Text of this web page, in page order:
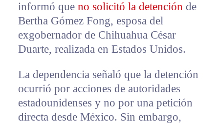
informó que no solicitó la detención de
Bertha Gómez Fong, esposa del
exgobernador de Chihuahua César
Duarte, realizada en Estados Unidos.
La dependencia señaló que la detención
ocurrió por acciones de autoridades
estadounidenses y no por una petición
directa desde México. Sin embargo,